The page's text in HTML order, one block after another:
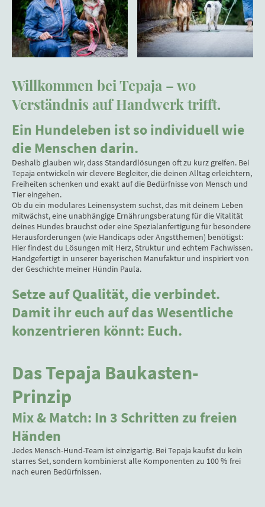
Willkommen bei Tepaja – wo
Verständnis auf Handwerk trifft.
Ein Hundeleben ist so individuell wie
die Menschen darin.
Deshalb glauben wir, dass Standardlösungen oft zu kurz greifen. Bei
Tepaja entwickeln wir clevere Begleiter, die deinen Alltag erleichtern,
Freiheiten schenken und exakt auf die Bedürfnisse von Mensch und
Tier eingehen.
Ob du ein modulares Leinensystem suchst, das mit deinem Leben
mitwächst, eine unabhängige Ernährungsberatung für die Vitalität
deines Hundes brauchst oder eine Spezialanfertigung für besondere
Herausforderungen (wie Handicaps oder Angstthemen) benötigst:
Hier findest du Lösungen mit Herz, Struktur und echtem Fachwissen.
Handgefertigt in unserer bayerischen Manufaktur und inspiriert von
der Geschichte meiner Hündin Paula.
Setze auf Qualität, die verbindet.
Damit ihr euch auf das Wesentliche
konzentrieren könnt: Euch.
Das Tepaja Baukasten-
Prinzip
Mix & Match: In 3 Schritten zu freien
Händen
Jedes Mensch-Hund-Team ist einzigartig. Bei Tepaja kaufst du kein
starres Set, sondern kombinierst alle Komponenten zu 100 % frei
nach euren Bedürfnissen.